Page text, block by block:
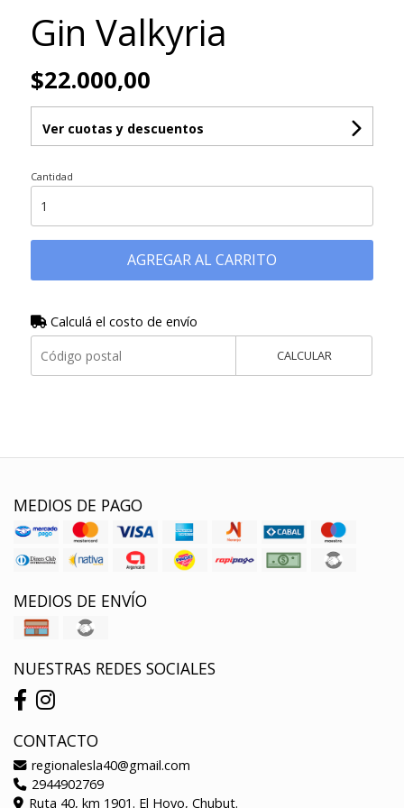
Gin Valkyria
$22.000,00
Ver cuotas y descuentos
Cantidad
AGREGAR AL CARRITO
Calculá el costo de envío
CALCULAR
MEDIOS DE PAGO
MEDIOS DE ENVÍO
NUESTRAS REDES SOCIALES
CONTACTO
regionalesla40@gmail.com
2944902769
Ruta 40, km 1901. El Hoyo, Chubut.